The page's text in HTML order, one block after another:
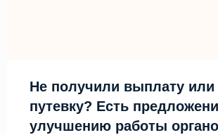
Не получили выплату или
путевку? Есть
улучшению работы